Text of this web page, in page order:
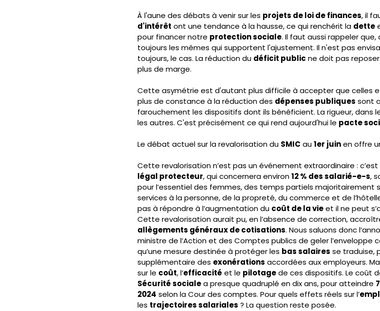
À l'aune des débats à venir sur les projets de loi de finances, il
d'intérêt ont une tendance à la hausse, ce qui renchérit la dette
pour financer notre protection sociale. Il faut aussi rappeler
toujours les mêmes qui supportent l'ajustement. Il n'est pas
toujours, le cas. La réduction du déficit public ne doit pas
plus de marge.
Cette asymétrie est d'autant plus difficile à accepter que celles
plus de constance à la réduction des dépenses publiques sont
farouchement les dispositifs dont ils bénéficient. La rigueur, dans
les autres. C'est précisément ce qui rend aujourd'hui le pacte
Le débat actuel sur la revalorisation du SMIC au 1er juin en offre
Cette revalorisation n’est pas un événement extraordinaire : c’est
légal protecteur, qui concernera environ 12 % des salarié-e-s,
pour l’essentiel des femmes, des temps partiels majoritairement
services à la personne, de la propreté, du commerce et de
pas à répondre à l’augmentation du coût de la vie et il ne peut
Cette revalorisation aurait pu, en l’absence de correction,
allègements généraux de cotisations. Nous saluons donc
ministre de l’Action et des Comptes publics de geler l’enveloppe
qu’une mesure destinée à protéger les bas salaires se traduise,
supplémentaire des exonérations accordées aux employeurs.
sur le coût, l’efficacité et le pilotage de ces dispositifs. Le coût
Sécurité sociale a presque quadruplé en dix ans, pour atteindre
2024 selon la Cour des comptes. Pour quels effets réels sur l’
les trajectoires salariales ? La question reste posée.